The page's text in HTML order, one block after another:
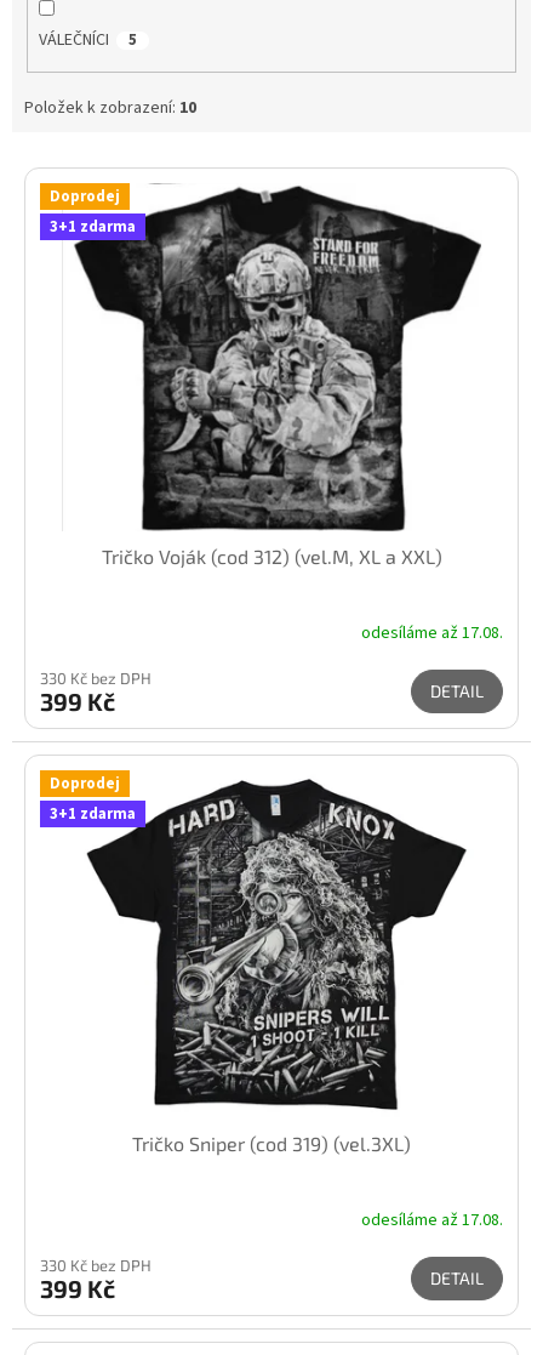
VÁLEČNÍCI 5
Položek k zobrazení: 10
Doprodej
3+1 zdarma
Tričko Voják (cod 312) (vel.M, XL a XXL)
odesíláme až 17.08.
330 Kč bez DPH
399 Kč DETAIL
Doprodej
3+1 zdarma
Tričko Sniper (cod 319) (vel.3XL)
odesíláme až 17.08.
330 Kč bez DPH
399 Kč DETAIL